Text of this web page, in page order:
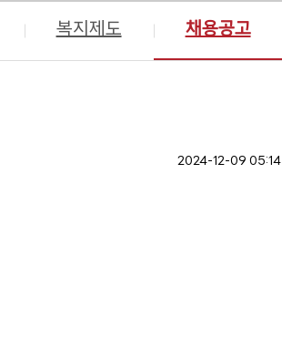
복지제도 채용공고
2024-12-09 05:14